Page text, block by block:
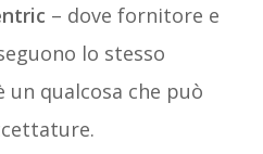
– dove fornitore e
lo stesso
qualcosa che può